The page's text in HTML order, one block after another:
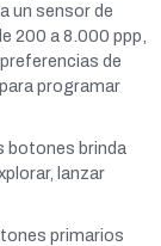
un sensor de
200 a 8.000 ppp,
de
programar
botones brinda
lanzar
primarios